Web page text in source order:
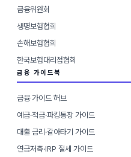
금융위원회
생명보험협회
손해보험협회
한국보험대리점협회
금융 가이드북
금융 가이드 허브
예금·적금·파킹통장 가이드
대출 금리·갈아타기 가이드
연금저축·IRP 절세 가이드